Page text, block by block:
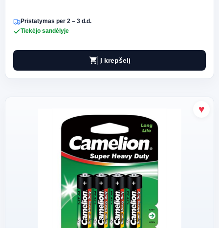
Pristatymas per 2 – 3 d.d.
Tiekėjo sandėlyje
shopping_cart Į krepšelį